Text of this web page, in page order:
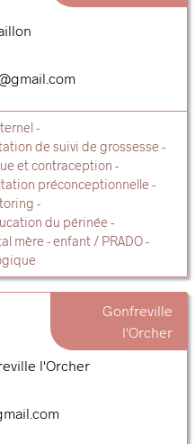
de suivi de grossesse
et contraception
préconceptionnelle
du périnée
mère - enfant / PRADO
Gonfreville
l'Orcher
l'Orcher